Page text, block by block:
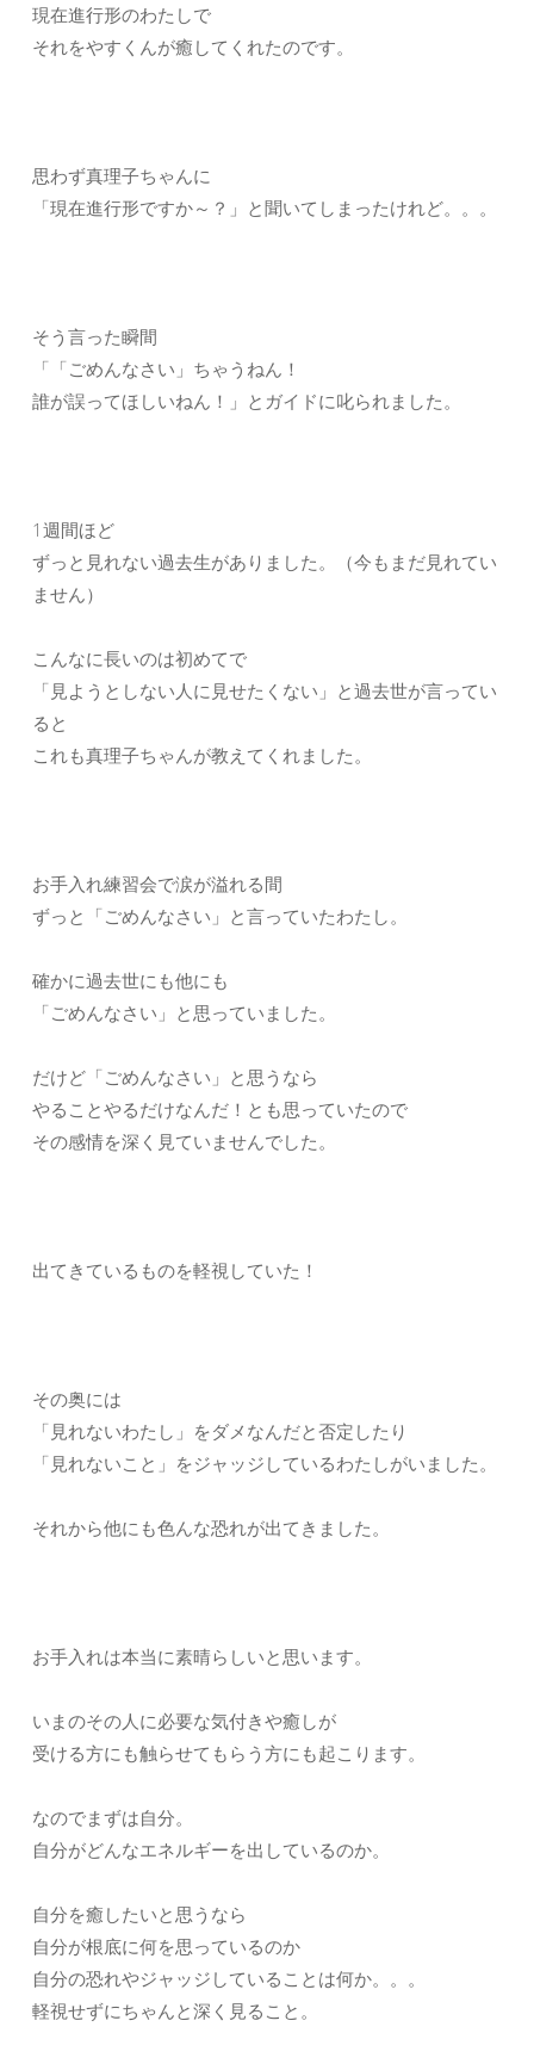
現在進行形のわたしで
それをやすくんが癒してくれたのです。
思わず真理子ちゃんに
「現在進行形ですか～？」と聞いてしまったけれど。。。
そう言った瞬間
「「ごめんなさい」ちゃうねん！
誰が誤ってほしいねん！」とガイドに叱られました。
1週間ほど
ずっと見れない過去生がありました。（今もまだ見れてい
ません）
こんなに長いのは初めてで
「見ようとしない人に見せたくない」と過去世が言ってい
ると
これも真理子ちゃんが教えてくれました。
お手入れ練習会で涙が溢れる間
ずっと「ごめんなさい」と言っていたわたし。
確かに過去世にも他にも
「ごめんなさい」と思っていました。
だけど「ごめんなさい」と思うなら
やることやるだけなんだ！とも思っていたので
その感情を深く見ていませんでした。
出てきているものを軽視していた！
その奥には
「見れないわたし」をダメなんだと否定したり
「見れないこと」をジャッジしているわたしがいました。
それから他にも色んな恐れが出てきました。
お手入れは本当に素晴らしいと思います。
いまのその人に必要な気付きや癒しが
受ける方にも触らせてもらう方にも起こります。
なのでまずは自分。
自分がどんなエネルギーを出しているのか。
自分を癒したいと思うなら
自分が根底に何を思っているのか
自分の恐れやジャッジしていることは何か。。。
軽視せずにちゃんと深く見ること。